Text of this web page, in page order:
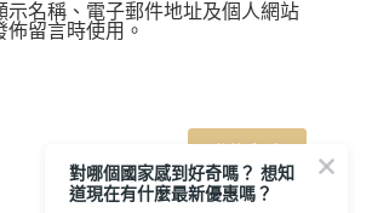
示名稱、電子郵件地址及個人網站
留言時使用。
對哪個國家感到好奇嗎？ 想知
道現在有什麼最新優惠嗎？